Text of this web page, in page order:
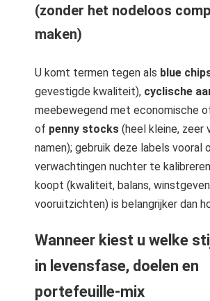
(zonder het nodeloos
maken)
U komt termen tegen als blue
gevestigde kwaliteit), cyclische
meebewegend met economische
of penny stocks (heel kleine, zeer
namen); gebruik deze labels vooral
verwachtingen nuchter te
koopt (kwaliteit, balans,
vooruitzichten) is belangrijker dan
Wanneer kiest u welke
in levensfase, doelen en
portefeuille-mix